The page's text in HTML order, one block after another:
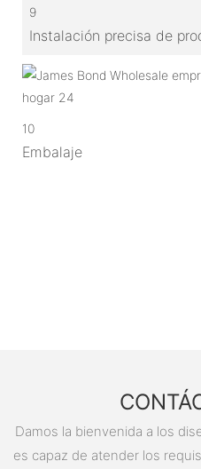
9
Instalación precisa de
10
Embalaje
Damos la bienvenida a los
es capaz de atender los